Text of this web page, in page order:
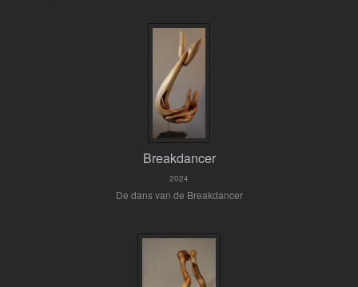
Breakdancer
2024
De dans van de Breakdancer